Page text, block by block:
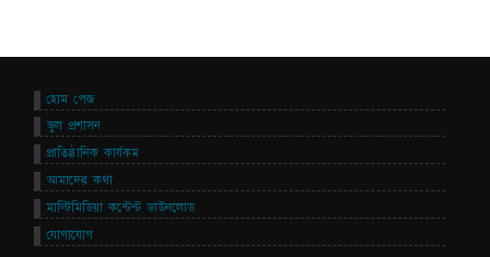
হোম পেজ
স্কুল প্রশাসন
প্রাতিষ্ঠানিক কার্যকম
আমাদের কথা
মাল্টিমিডিয়া কন্টেন্ট ডাউনলোড
যোগাযোগ